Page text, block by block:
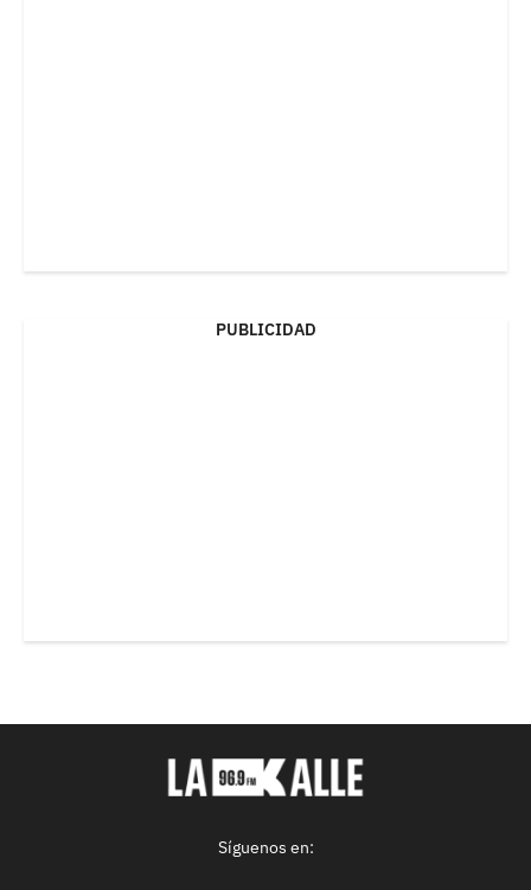
PUBLICIDAD
Síguenos en: